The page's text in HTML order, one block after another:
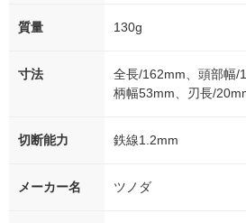
質量 130g
寸法
全長/162mm、頭部幅/
柄幅53mm、刃長/
切断能力 鉄線1.2mm
メーカー名 ツノダ